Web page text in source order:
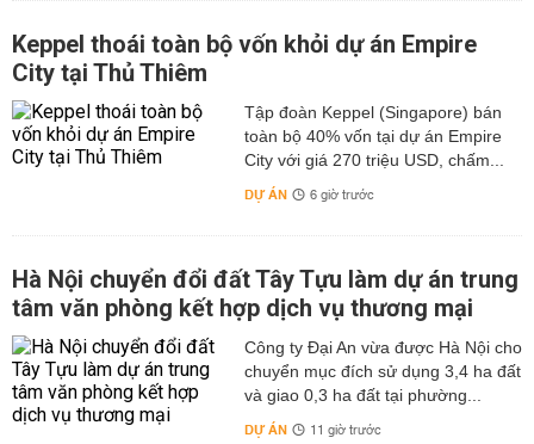
Keppel thoái toàn bộ vốn khỏi dự án Empire
City tại Thủ Thiêm
Tập đoàn Keppel (Singapore) bán
toàn bộ 40% vốn tại dự án Empire
City với giá 270 triệu USD, chấm...
DỰ ÁN 6 giờ trước
Hà Nội chuyển đổi đất Tây Tựu làm dự án trung
tâm văn phòng kết hợp dịch vụ thương mại
Công ty Đại An vừa được Hà Nội cho
chuyển mục đích sử dụng 3,4 ha đất
và giao 0,3 ha đất tại phường...
DỰ ÁN 11 giờ trước